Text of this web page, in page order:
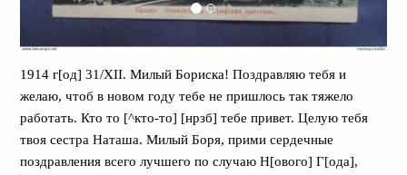
1914 г[од] 31/XII. Милый Бориска! Поздравляю тебя и
желаю, чтоб в новом году тебе не пришлось так тяжело
работать. Кто то [^кто-то] [нрзб] тебе привет. Целую тебя
твоя сестра Наташа. Милый Боря, прими сердечные
поздравления всего лучшего по случаю Н[ового] Г[ода],